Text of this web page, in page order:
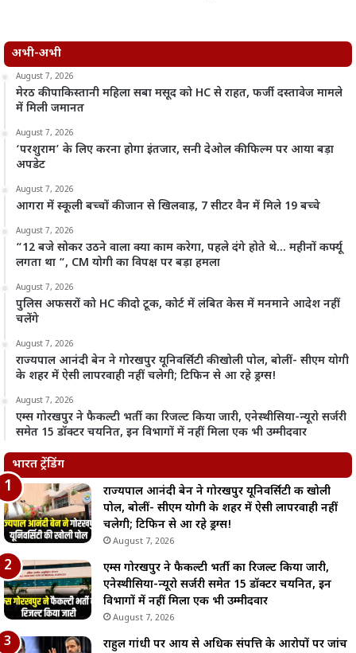
अभी-अभी
August 7, 2026
मेरठ की पाकिस्तानी महिला सबा मसूद को HC से राहत, फर्जी दस्तावेज मामले
में मिली जमानत
August 7, 2026
‘परशुराम’ के लिए करना होगा इंतजार, सनी देओल की फिल्म पर आया बड़ा
अपडेट
August 7, 2026
आगरा में स्कूली बच्चों की जान से खिलवाड़, 7 सीटर वैन में मिले 19 बच्चे
August 7, 2026
“12 बजे सोकर उठने वाला क्या काम करेगा, पहले दंगे होते थे… महीनों कर्फ्यू
लगता था “, CM योगी का विपक्ष पर बड़ा हमला
August 7, 2026
पुलिस अफसरों को HC की दो टूक, कोर्ट में लंबित केस में मनमाने आदेश नहीं
चलेंगे
August 7, 2026
राज्यपाल आनंदी बेन ने गोरखपुर यूनिवर्सिटी की खोली पोल, बोलीं- सीएम योगी
के शहर में ऐसी लापरवाही नहीं चलेगी; टिफिन से आ रहे ड्रग्स!
August 7, 2026
एम्स गोरखपुर ने फैकल्टी भर्ती का रिजल्ट किया जारी, एनेस्थीसिया-न्यूरो सर्जरी
समेत 15 डॉक्टर चयनित, इन विभागों में नहीं मिला एक भी उम्मीदवार
भारत ट्रेंडिंग
राज्यपाल आनंदी बेन ने गोरखपुर यूनिवर्सिटी की खोली
पोल, बोलीं- सीएम योगी के शहर में ऐसी लापरवाही नहीं
चलेगी; टिफिन से आ रहे ड्रग्स!
August 7, 2026
एम्स गोरखपुर ने फैकल्टी भर्ती का रिजल्ट किया जारी,
एनेस्थीसिया-न्यूरो सर्जरी समेत 15 डॉक्टर चयनित, इन
विभागों में नहीं मिला एक भी उम्मीदवार
August 7, 2026
राहुल गांधी पर आय से अधिक संपत्ति के आरोपों पर जांच